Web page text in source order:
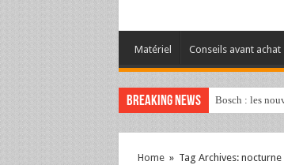
Matériel Conseils avant achat
Breaking News Bosch : les
Home » Tag Archives: nocturne